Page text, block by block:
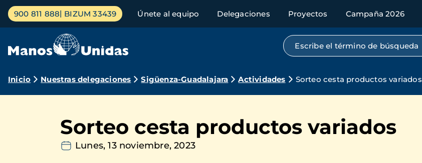
Pasar
contenido
Menú
principal
900 811 888 BIZUM 33439 Únete al equipo Delegaciones Proyectos Campaña 2026
Búsqueda por texto completo
Ruta
navegación
Inicio Nuestras delegaciones Sigüenza-Guadalajara Actividades Sorteo cesta productos variados
Sorteo cesta productos variados
Lunes, 13 noviembre, 2023